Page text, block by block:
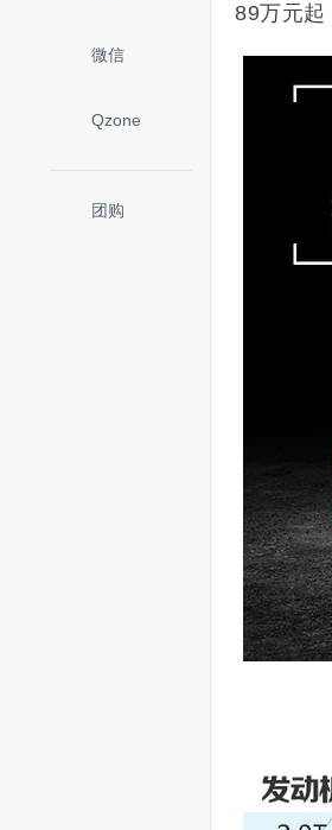
微信
Qzone
团购
89万元起